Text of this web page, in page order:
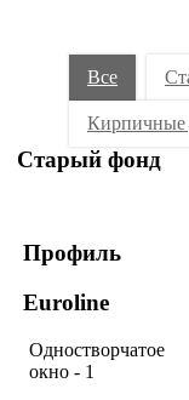
Все
Кирпичные
Старый фонд
Профиль
Euroline
Одностворчатое
окно - 1